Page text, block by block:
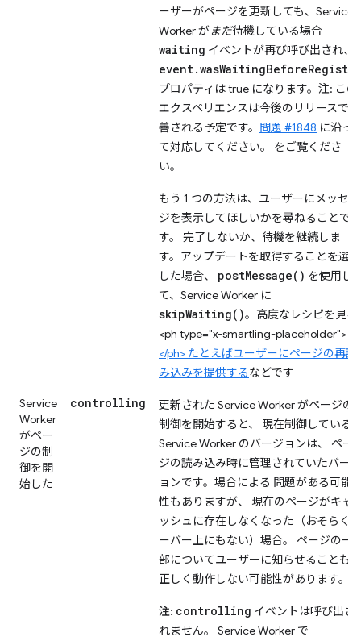
ーザーがページを更新しても、Service
Worker がまだ待機している場合
waiting イベントが再び呼び出され、
event.wasWaitingBeforeRegister
プロパティは true になります。注: この
エクスペリエンスは今後のリリースで改
善される予定です。 問題 #1848 に沿っ
て対応してください。 をご覧くださ
い。
もう 1 つの方法は、ユーザーにメッセー
ジを表示してほしいかを尋ねることで
す。 完了しないか、待機を継続しま
す。アップデートを取得することを選択
した場合、 postMessage() を使用し
て、Service Worker に
skipWaiting()。高度なレシピを見る
<ph type="x-smartling-placeholder">
</ph> たとえばユーザーにページの再読
み込みを提供するなどです
Service
Worker
がペー
ジの制
御を開
始した
controlling
更新された Service Worker がページの
制御を開始すると、 現在制御している
Service Worker のバージョンは、 ペー
ジの読み込み時に管理されていたバージ
ョンです。場合による 問題がある可能
性もありますが、 現在のページがキャ
ッシュに存在しなくなった（おそらくサ
ーバー上にもない）場合。 ページの一
部についてユーザーに知らせることも
正しく動作しない可能性があります。
注: controlling イベントは呼び出さ
れません。 Service Worker で